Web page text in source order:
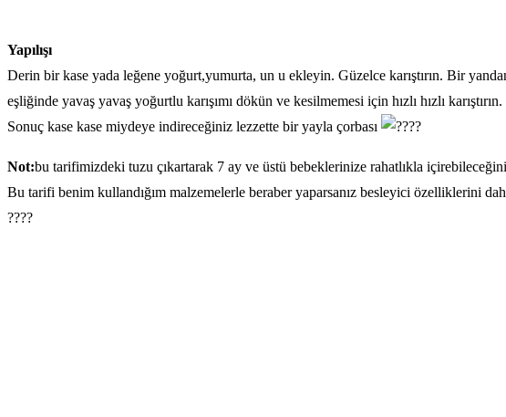
Yapılışı
Derin bir kase yada leğene yoğurt,yumurta, un u ekleyin. Güzelce karıştırın. Bir
eşliğinde yavaş yavaş yoğurtlu karışımı dökün ve kesilmemesi için hızlı hızlı
Sonuç kase kase miydeye indireceğiniz lezzette bir yayla çorbası
Not:bu tarifimizdeki tuzu çıkartarak 7 ay ve üstü bebeklerinize rahatlıkla
Bu tarifi benim kullandığım malzemelerle beraber yaparsanız besleyici özelliklerini
????